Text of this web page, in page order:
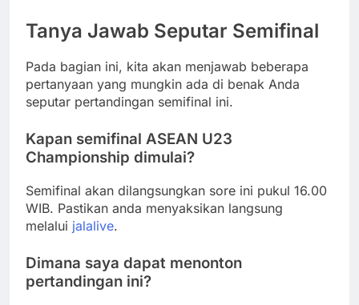
Tanya Jawab Seputar Semifinal
Pada bagian ini, kita akan menjawab beberapa
pertanyaan yang mungkin ada di benak Anda
seputar pertandingan semifinal ini.
Kapan semifinal ASEAN U23
Championship dimulai?
Semifinal akan dilangsungkan sore ini pukul 16.00
WIB. Pastikan anda menyaksikan langsung
melalui jalalive.
Dimana saya dapat menonton
pertandingan ini?